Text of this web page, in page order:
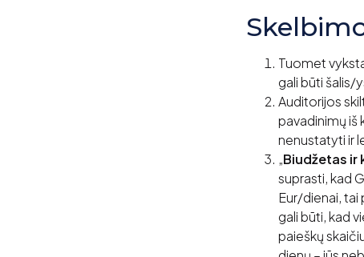
Tuomet
gali būti šalis/
Auditorijos
pavadinimų iš
nenustatyti ir
„Biudžetas ir
suprasti, kad
Eur/dienai, tai
gali būti, kad
paieškų